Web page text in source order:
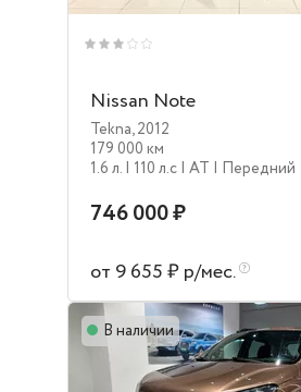
Nissan Note
Tekna,2012
179 000 км
1.6 л. | 110 л.c | AT | Передний
746 000 ₽
от 9 655 ₽ р/мес.
В наличии